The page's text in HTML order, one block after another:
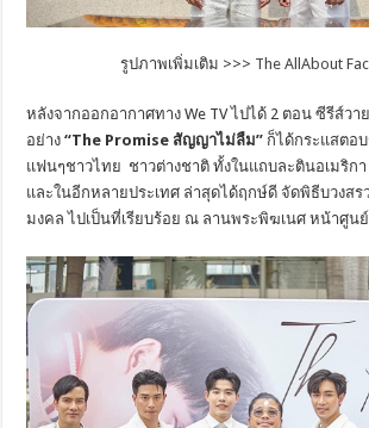
รูปภาพเพิ่มเติม >>> The AllAbout
หลังจากออกอากาศทาง We TV ไปได้ 2 ตอน ซีรีส์ว
อย่าง“The Promise สัญญาไม่ลืม” ก็ได้กระแสตอ
แฟนๆชาวไทย ชาวต่างชาติ ทั้งในแถบละตินอเมริก
และในอีกหลายประเทศ ล่าสุดได้ฤกษ์ดี จัดพิธีบวงสร
มงคล ไปเป็นที่เรียบร้อย ณ ลานพระพิฆเนศ หน้าศูน